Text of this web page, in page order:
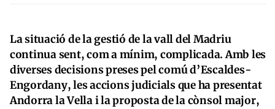
La situació de la gestió de la vall del Madriu
continua sent, com a mínim, complicada. Amb les
diverses decisions preses pel comú d’Escaldes-
Engordany, les accions judicials que ha presentat
Andorra la Vella i la proposta de la cònsol major,